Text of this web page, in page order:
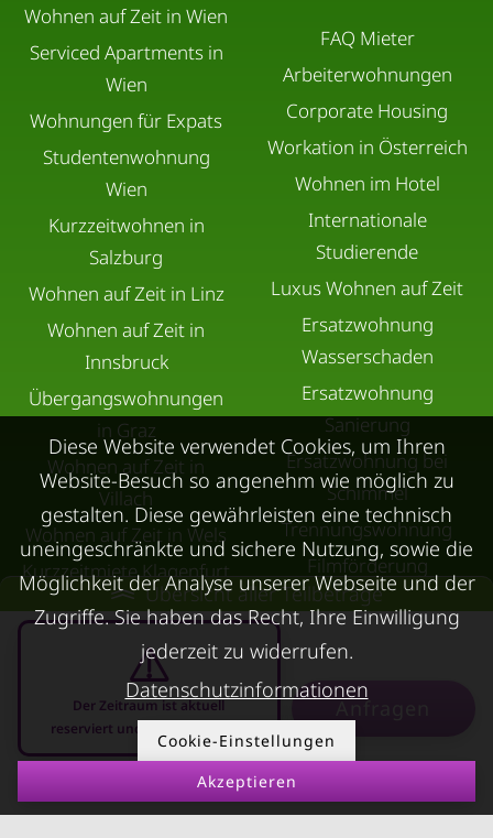
Übersicht aller Teilbeträge
Der Zeitraum ist aktuell
reserviert und nicht anfragbar
-
Anfragen
Wohnen auf Zeit in Wien
Serviced Apartments in
Wien
Wohnungen für Expats
Studentenwohnung
Wien
Kurzzeitwohnen in
Salzburg
Wohnen auf Zeit in Linz
Wohnen auf Zeit in
Innsbruck
Übergangswohnungen
in Graz
Wohnen auf Zeit in
Villach
Wohnen auf Zeit in Wels
Kurzzeitmiete Klagenfurt
Wohnen auf Zeit
Dornbirn
Kurzzeitmiete
Deutschland
FAQ Mieter
Arbeiterwohnungen
Corporate Housing
Workation in Österreich
Wohnen im Hotel
Internationale
Studierende
Luxus Wohnen auf Zeit
Ersatzwohnung
Wasserschaden
Ersatzwohnung
Sanierung
Ersatzwohnung bei
Schimmel
Trennungswohnung
Filmförderung
Österreich
RUND UMS
VERMIETEN
FAQ Vermieter
KONTAKT
Über Kurzzeitmiete
Diese Website verwendet Cookies, um Ihren
Website-Besuch so angenehm wie möglich zu
gestalten. Diese gewährleisten eine technisch
uneingeschränkte und sichere Nutzung, sowie die
Möglichkeit der Analyse unserer Webseite und der
Zugriffe. Sie haben das Recht, Ihre Einwilligung
jederzeit zu widerrufen.
Datenschutzinformationen
Cookie-Einstellungen
Akzeptieren